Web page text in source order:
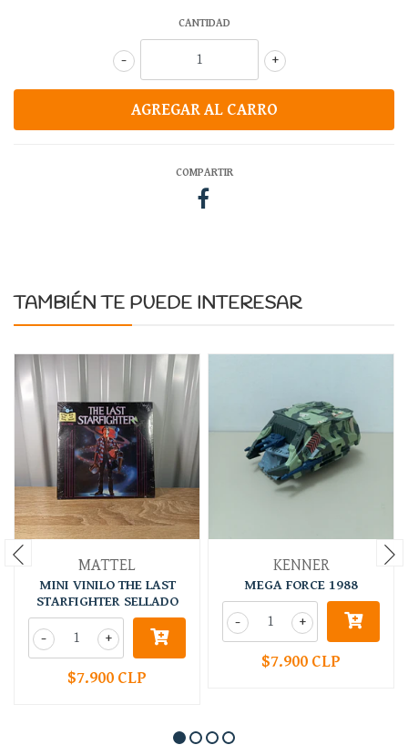
CANTIDAD
+
-
COMPARTIR
TAMBIÉN TE PUEDE INTERESAR
MATTEL
MINI VINILO THE LAST
STARFIGHTER SELLADO
+
-
$7.900 CLP
KENNER
MEGA FORCE 1988
+
-
$7.900 CLP